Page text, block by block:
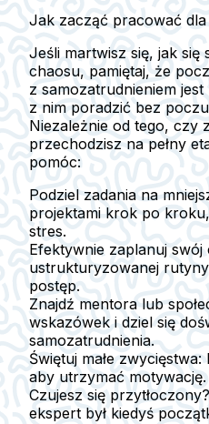
Jak zacząć pracować
Jeśli martwisz się, jak się
chaosu, pamiętaj, że
z samozatrudnieniem
z nim poradzić bez
Niezależnie od tego, czy
przechodzisz na pełny
pomóc:
Podziel zadania na
projektami krok po
stres.
Efektywnie zaplanuj swój
ustrukturyzowanej
postęp.
Znajdź mentora lub
wskazówek i dziel się
samozatrudnienia.
Świętuj małe zwycięstwa:
aby utrzymać motywację.
Czujesz się
ekspert był kiedyś